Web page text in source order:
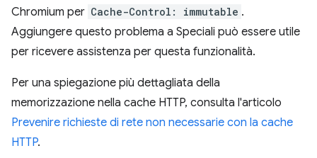
Chromium per Cache-Control: immutable .
Aggiungere questo problema a Speciali può essere utile
per ricevere assistenza per questa funzionalità.
Per una spiegazione più dettagliata della
memorizzazione nella cache HTTP, consulta l'articolo
Prevenire richieste di rete non necessarie con la cache
HTTP.